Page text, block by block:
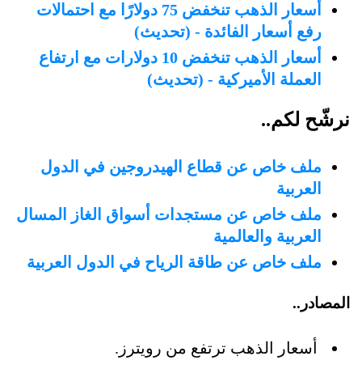
أسعار الذهب تنخفض 75 دولارًا مع احتمالات
رفع أسعار الفائدة - (تحديث)
أسعار الذهب تنخفض 10 دولارات مع ارتفاع
العملة الأميركية - (تحديث)
نرشّح لكم..
ملف خاص عن قطاع الهيدروجين في الدول
العربية
ملف خاص عن مستجدات أسواق الغاز المسال
العربية والعالمية
ملف خاص عن طاقة الرياح في الدول العربية
المصادر..
أسعار الذهب ترتفع من رويترز.